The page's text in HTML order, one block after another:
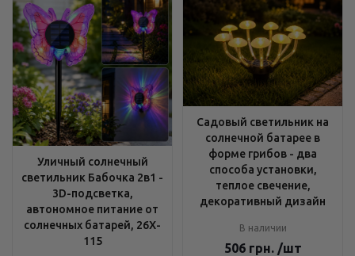
Уличный солнечный
светильник Бабочка 2в1 -
3D-подсветка,
автономное питание от
солнечных батарей, 26X-
115
Садовый светильник на
солнечной батарее в
форме грибов - два
способа установки,
теплое свечение,
декоративный дизайн
В наличии
506 грн. /шт